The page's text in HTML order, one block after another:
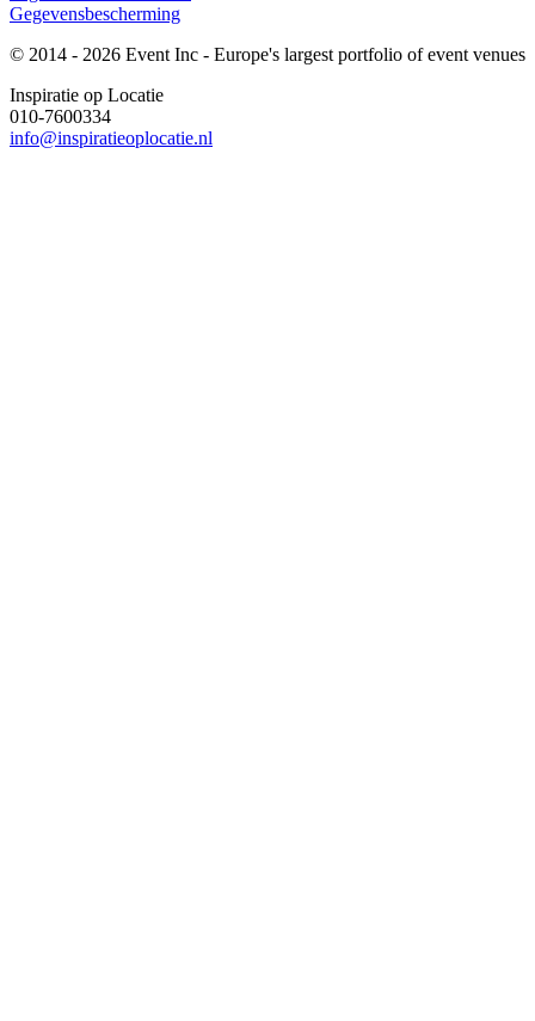
Gegevensbescherming
© 2014 - 2026 Event Inc - Europe's largest portfolio of event venues
Inspiratie op Locatie
010-7600334
info@inspiratieoplocatie.nl